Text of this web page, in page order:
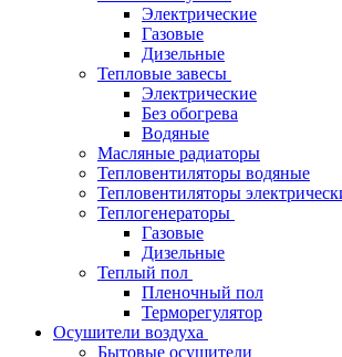
Электрические
Газовые
Дизельные
Тепловые завесы
Электрические
Без обогрева
Водяные
Масляные радиаторы
Тепловентиляторы водяные
Тепловентиляторы
Теплогенераторы
Газовые
Дизельные
Теплый пол
Пленочный пол
Терморегулятор
Осушители воздуха
Бытовые осушители